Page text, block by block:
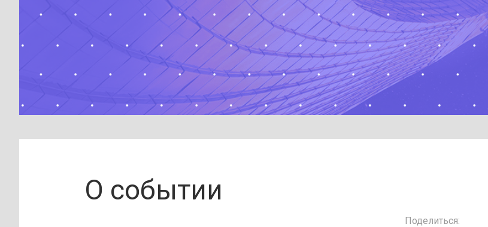
О событии
Поделиться: